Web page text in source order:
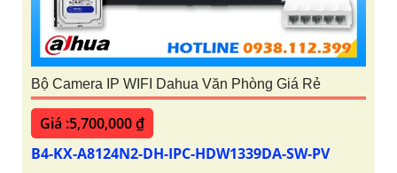
Bộ Camera IP WIFI Dahua Văn Phòng Giá Rẻ
Giá :5,700,000 ₫
B4-KX-A8124N2-DH-IPC-HDW1339DA-SW-PV